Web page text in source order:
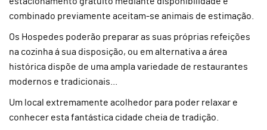
combinado previamente aceitam-se animais de estimação.
Os Hospedes poderão preparar as suas próprias refeições
na cozinha á sua disposição, ou em alternativa a área
histórica dispõe de uma ampla variedade de restaurantes
modernos e tradicionais...
Um local extremamente acolhedor para poder relaxar e
conhecer esta fantástica cidade cheia de tradição.